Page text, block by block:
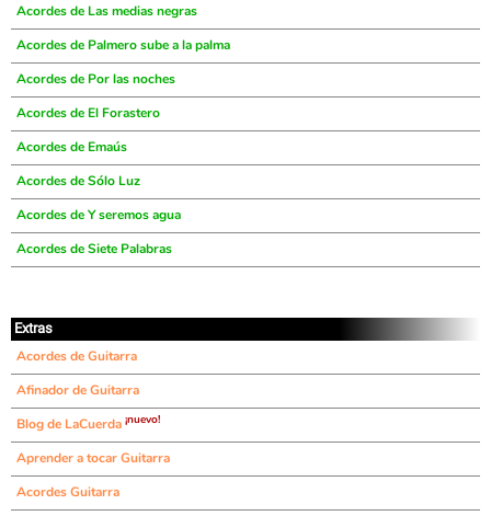
Acordes de Las medias negras
Acordes de Palmero sube a la palma
Acordes de Por las noches
Acordes de El Forastero
Acordes de Emaús
Acordes de Sólo Luz
Acordes de Y seremos agua
Acordes de Siete Palabras
Extras
Acordes de Guitarra
Afinador de Guitarra
Blog de LaCuerda ¡nuevo!
Aprender a tocar Guitarra
Acordes Guitarra